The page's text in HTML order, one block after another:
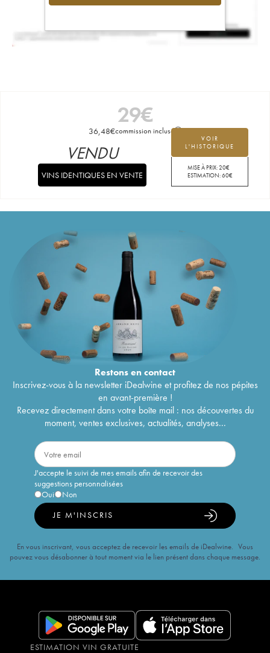
29€
36,48€commission incluse
VOIR
L'HISTORIQUE
MISE À PRIX:20€
ESTIMATION:60€
VENDU
VINS IDENTIQUES EN VENTE
Restons encontact
Inscrivez-vous à la newsletter iDealwine et profitez de nos pépites
en avant-première !
Recevez directement dans votre boîte mail : nos découvertes du
moment, ventes exclusives, actualités, analyses...
J'accepte le suivi de mes emails afin de recevoir des
suggestions personnalisées
Oui
Non
JE M'INSCRIS
En vous inscrivant, vous acceptez de recevoir les emails de iDealwine. Vous
pouvez vous désabonner à tout moment via le lien présent dans chaque message.
ESTIMATION VIN GRATUITE